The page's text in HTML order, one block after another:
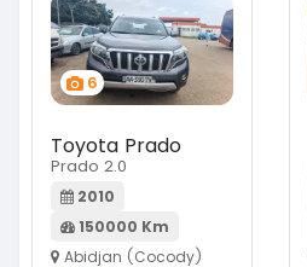
6
Toyota Prado
Prado 2.0
2010
150000 Km
Abidjan (Cocody)